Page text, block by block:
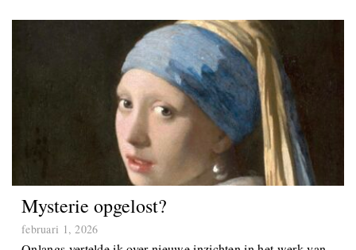
Mysterie opgelost?